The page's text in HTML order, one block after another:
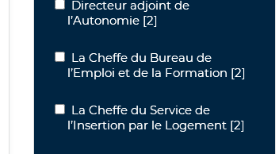
Directeur adjoint de l’Autonomie
Directeur adjoint de
l’Autonomie [2]
La Cheffe du Bureau de l’Emploi et
La Cheffe du Bureau de
l’Emploi et de la Formation [2]
La Cheffe du Service de l’Insertion
La Cheffe du Service de
l’Insertion par le Logement [2]